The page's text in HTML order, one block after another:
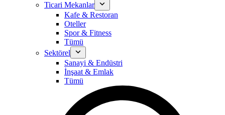
Ticari Mekanlar
Kafe & Restoran
Oteller
Spor & Fitness
Tümü
Sektörel
Sanayi & Endüstri
İnşaat & Emlak
Tümü